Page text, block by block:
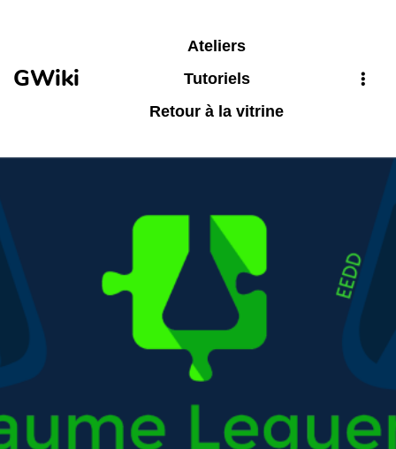
GWiki
Ateliers
Tutoriels
Retour à la vitrine